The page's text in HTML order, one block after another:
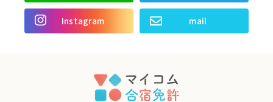
Instagram mail